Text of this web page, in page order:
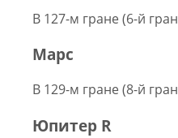
В 127-м гране (6-й
Марс
В 129-м гране (8-й
Юпитер R